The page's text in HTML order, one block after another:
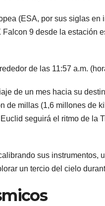
(ESA, por sus siglas en
9 desde la estación
de las 11:57 a.m.
de un mes hacia su
de millas (1,6 millones de
seguirá el ritmo de la
sus instrumentos,
un tercio del cielo